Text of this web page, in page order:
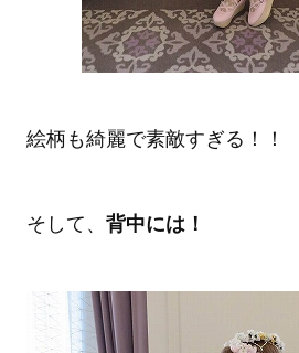
絵柄も綺麗で素敵すぎる！！
そして、 背中には！